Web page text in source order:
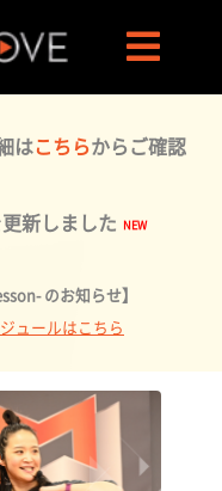
はこちらからご確認
新しました
のお知らせ】
ュールはこちら